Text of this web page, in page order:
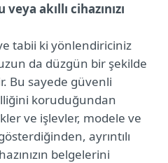
akıllı cihazınızı
tabii ki yönlendiriciniz
da düzgün bir şekilde
Bu sayede güvenli
koruduğundan
ve işlevler, modele ve
ayrıntılı
belgelerini